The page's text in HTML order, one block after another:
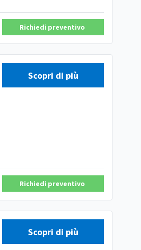
Richiedi preventivo
Scopri di più
Richiedi preventivo
Scopri di più